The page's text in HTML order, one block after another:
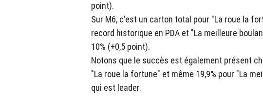
point).
Sur M6, c'est un carton total pour "La roue la
record historique en PDA et "La meilleure
10% (+0,5 point).
Notons que le succès est également présent
"La roue la fortune" et même 19,9% pour "La
qui est leader.